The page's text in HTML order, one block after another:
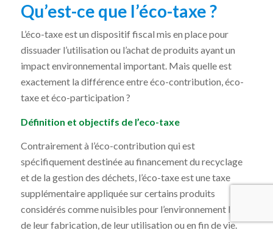
Qu’est-ce que l’éco-taxe ?
L’éco-taxe est un dispositif fiscal mis en place pour
dissuader l’utilisation ou l’achat de produits ayant un
impact environnemental important. Mais quelle est
exactement la différence entre éco-contribution, éco-
taxe et éco-participation ?
Définition et objectifs de l’eco-taxe
Contrairement à l’éco-contribution qui est
spécifiquement destinée au financement du recyclage
et de la gestion des déchets, l’éco-taxe est une taxe
supplémentaire appliquée sur certains produits
considérés comme nuisibles pour l’environnement lors
de leur fabrication, de leur utilisation ou en fin de vie.